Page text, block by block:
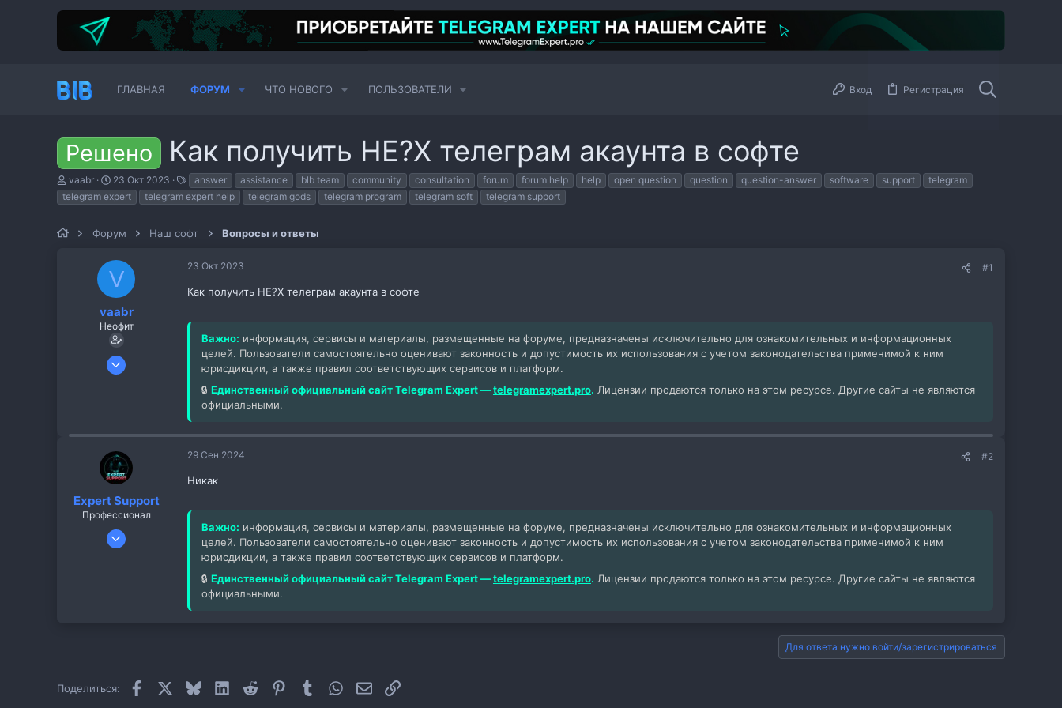
ГЛАВНАЯ ФОРУМ ЧТО НОВОГО ПОЛЬЗОВАТЕЛИ Вход Регистрация
Решено Как получить HE?X телеграм акаунта в софте
А
в
т
vaabr
Д
а
т
н
а
л
23 Окт 2023
е
г
answer assistance blb team community consultation forum forum help help open question question question-answer software support
telegram
telegram expert
telegram expert help telegram gods telegram program telegram soft telegram support
Форум Наш софт Вопросы и ответы
V
vaabr
Неофит
23 Окт 2023
23 Окт 2023 #1
Как получить HE?X телеграм акаунта в софте
Важно: информация, сервисы и материалы, размещенные на форуме, предназначены исключительно для ознакомительных и информационных
целей. Пользователи самостоятельно оценивают законность и допустимость их использования с учетом законодательства применимой к ним
юрисдикции, а также правил соответствующих сервисов и платформ.
🔒 Единственный официальный сайт Telegram Expert —telegramexpert.pro. Лицензии продаются только на этом ресурсе. Другие сайты не являются
официальными.
Expert Support
Профессионал
20 Ноя 2022
29 Сен 2024 #2
Никак
Важно: информация, сервисы и материалы, размещенные на форуме, предназначены исключительно для ознакомительных и информационных
целей. Пользователи самостоятельно оценивают законность и допустимость их использования с учетом законодательства применимой к ним
юрисдикции, а также правил соответствующих сервисов и платформ.
🔒 Единственный официальный сайт Telegram Expert —telegramexpert.pro. Лицензии продаются только на этом ресурсе. Другие сайты не являются
официальными.
Для ответа нужно войти/зарегистрироваться
Поделиться: Facebook Bluesky LinkedInReddit PinterestTumblrWhatsAppЭлектронная почта
Ссылка